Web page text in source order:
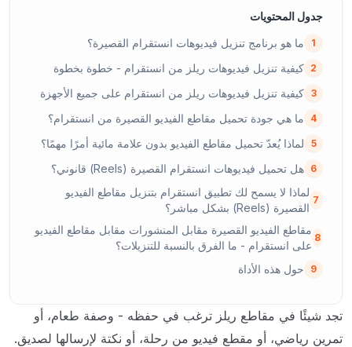
جدول المحتويات
1 ما هو برنامج تنزيل فيديوهات انستقرام القصيرة؟
2 كيفية تنزيل فيديوهات ريلز من انستقرام - خطوة بخطوة
3 كيفية تنزيل فيديوهات ريلز من انستقرام على جميع الأجهزة
4 ما هي جودة تحميل مقاطع الفيديو القصيرة من انستقرام؟
5 لماذا يُعدّ تحميل مقاطع الفيديو بدون علامة مائية أمرًا مهمًا؟
6 هل تحميل فيديوهات انستقرام القصيرة (Reels) قانوني؟
7
لماذا لا يسمح لك تطبيق انستقرام بتنزيل مقاطع الفيديو
القصيرة (Reels) بشكل مباشر؟
8
مقاطع الفيديو القصيرة مقابل المنشورات مقابل مقاطع الفيديو
على انستقرام - ما الفرق بالنسبة للتنزيلات؟
9 حول هذه الأداة
تجد شيئًا في مقاطع ريلز ترغب في حفظه - وصفة طعام، أو
تمرين رياضي، أو مقطع فيديو من رحلة، أو نكتة لإرسالها لصديق.